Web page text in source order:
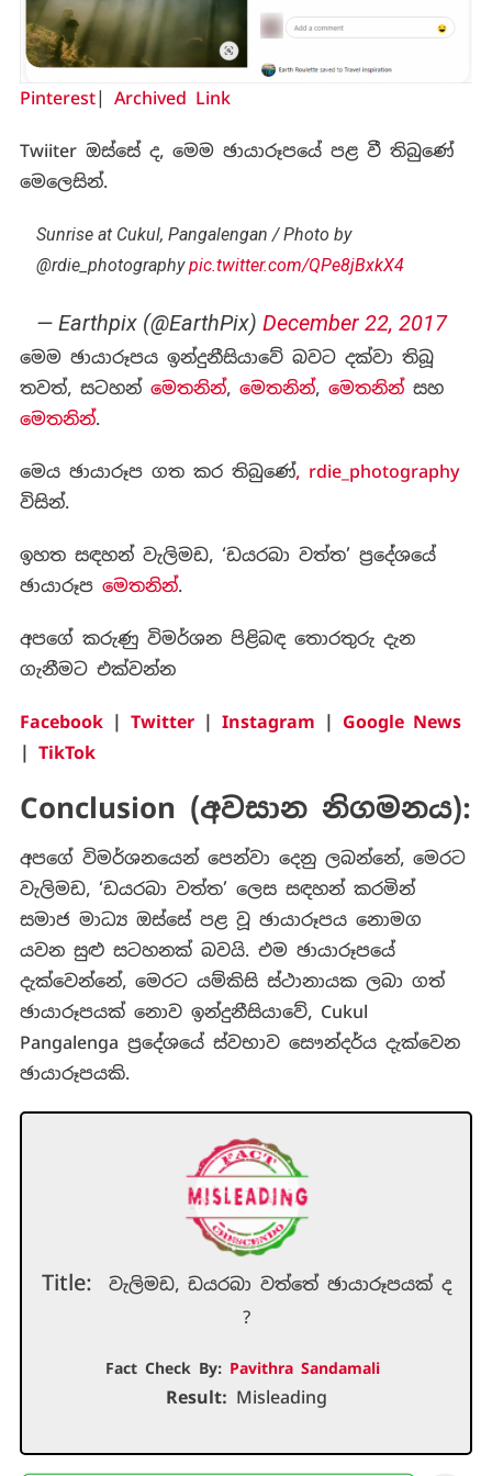
Pinterest| Archived Link
Twiiter ඔස්සේ ද, මෙම ඡායාරූපයේ පළ වී තිබුණේ
මෙලෙසින්.
Sunrise at Cukul, Pangalengan / Photo by
@rdie_photographypic.twitter.com/QPe8jBxkX4
— Earthpix (@EarthPix) December 22, 2017
මෙම ඡායාරූපය ඉන්දුනීසියාවේ බවට දක්වා තිබූ
තවත්, සටහන් මෙතනින්, මෙතනින්, මෙතනින්සහ
මෙතනින්.
මෙය ඡායාරූප ගත කර තිබුණේ, rdie_photography
විසින්.
ඉහත සඳහන් වැලිමඩ, ‘ඩයරබා වත්ත’ ප්‍රදේශයේ
ඡායාරූප මෙතනින්.
අපගේ කරුණු විමර්ශන පිළිබඳ තොරතුරු දැන
ගැනීමට එක්වන්න
Facebook| Twitter| Instagram | Google News
| TikTok
Conclusion (අවසාන නිගමනය):
අපගේ විමර්ශනයෙන් පෙන්වා දෙනු ලබන්නේ, මෙරට
වැලිමඩ, ‘ඩයරබා වත්ත’ ලෙස සඳහන් කරමින්
සමාජ මාධ්‍ය ඔස්සේ පළ වූ ඡායාරූපය නොමග
යවන සුළු සටහනක් බවයි. එම ඡායාරූපයේ
දැක්වෙන්නේ, මෙරට යම්කිසි ස්ථානායක ලබා ගත්
ඡායාරූපයක් නොව ඉන්දුනීසියාවේ, Cukul
Pangalenga ප්‍රදේශයේ ස්වභාව සෞන්දර්ය දැක්වෙන
ඡායාරූපයකි.
Title:
වැලිමඩ, ඩයරබා වත්තේ ඡායාරූපයක් ද
?
Fact Check By: Pavithra Sandamali
Result: Misleading